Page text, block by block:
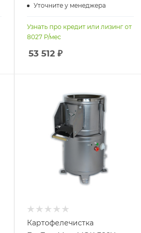
Уточните у менеджера
Узнать про кредит или лизинг от
8027Р/мес
53 512₽
Картофелечистка